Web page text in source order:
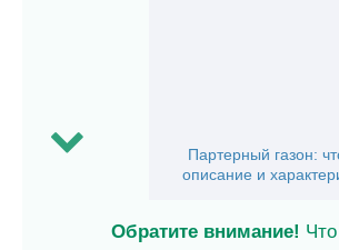
Партерный газон:
описание и
Обратите внимание!